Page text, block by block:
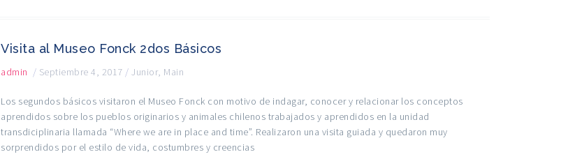
Visita al Museo Fonck 2dos Básicos
admin / Septiembre 4, 2017 / Junior, Main
Los segundos básicos visitaron el Museo Fonck con motivo de indagar, conocer y relacionar los conceptos
aprendidos sobre los pueblos originarios y animales chilenos trabajados y aprendidos en la unidad
transdiciplinaria llamada “Where we are in place and time”. Realizaron una visita guiada y quedaron muy
sorprendidos por el estilo de vida, costumbres y creencias